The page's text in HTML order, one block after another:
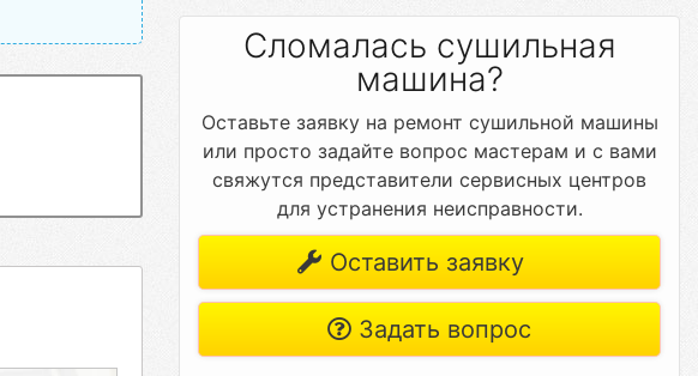
Сломалась сушильная
машина?
Оставьте заявку на ремонт сушильной машины
или просто задайте вопрос мастерам и с вами
свяжутся представители сервисных центров
для устранения неисправности.
Оставить заявку
Задать вопрос